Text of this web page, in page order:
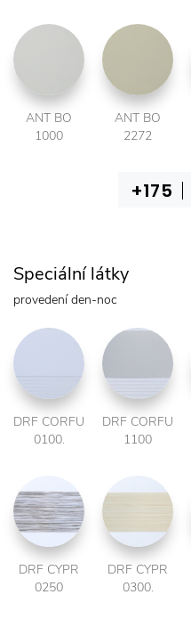
ANT BO
1000
ANT BO
2272
Speciální látky
provedení den-noc
DRF CORFU
0100.
DRF CORFU
1100
DRF CYPR
0250
DRF CYPR
0300.